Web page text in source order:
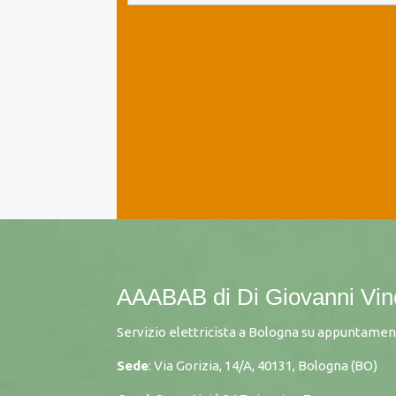
AAABAB di Di Giovanni
Servizio elettricista a Bologna su
Sede: Via Gorizia, 14/A, 40131, Bologna (BO)